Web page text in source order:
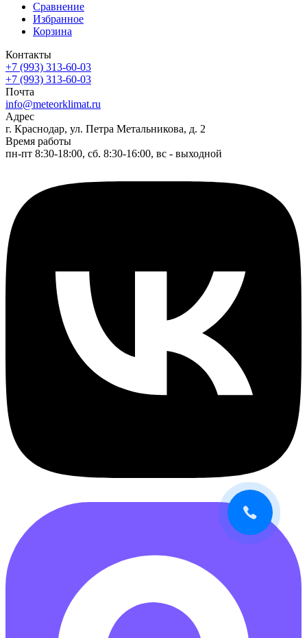
Сравнение
Избранное
Корзина
Контакты
+7 (993) 313-60-03
+7 (993) 313-60-03
Почта
info@meteorklimat.ru
Адрес
г. Краснодар, ул. Петра Метальникова, д. 2
Время работы
пн-пт 8:30-18:00, сб. 8:30-16:00, вс - выходной